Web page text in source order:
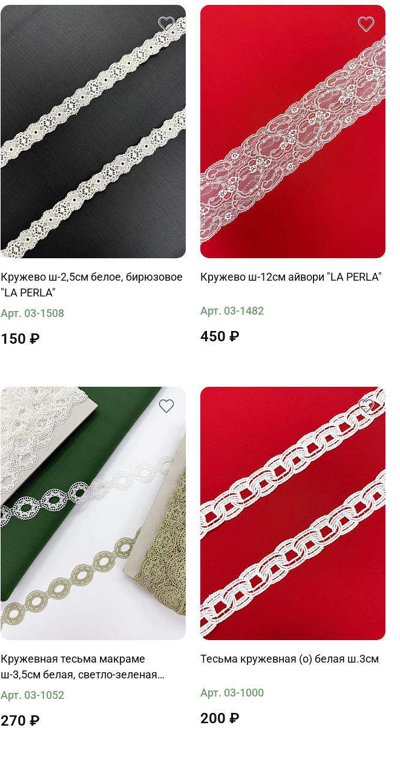
Кружево ш-2,5см белое, бирюзовое
"LA PERLA"
Арт. 03-1508
150 ₽
Кружево ш-12см айвори "LA PERLA"
Арт. 03-1482
450 ₽
Кружевная тесьма макраме
ш-3,5см белая, светло-зеленая
Blumarine
Арт. 03-1052
270 ₽
Тесьма кружевная (о) белая ш.3см
Арт. 03-1000
200 ₽